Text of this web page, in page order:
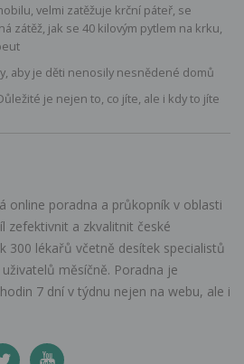
velmi zatěžuje krční páteř, se
zátěž, jak se 40 kilovým pytlem na krku,
aby je děti nenosily nesnědené domů
je nejen to, co jíte, ale i kdy to jíte
online poradna a průkopník v oblasti
zefektivnit a zkvalitnit české
300 lékařů včetně desítek specialistů
měsíčně. Poradna je
7 dní v týdnu nejen na webu, ale i